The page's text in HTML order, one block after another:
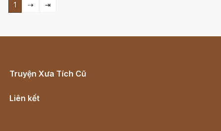
1 ⇢ ⇥
Truyện Xưa Tích Cũ
Liên kết